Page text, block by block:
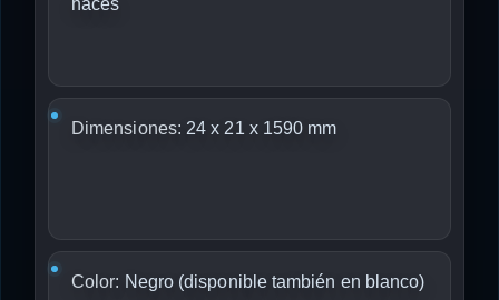
haces
Dimensiones: 24 x 21 x 1590 mm
Color: Negro (disponible también en blanco)